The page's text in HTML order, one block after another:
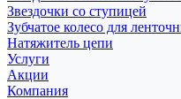
Звездочки со ступицей
Зубчатое колесо для
Натяжитель цепи
Услуги
Акции
Компания